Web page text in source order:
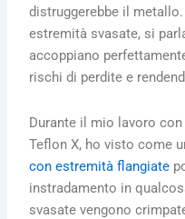
distruggerebbe il
estremità svasate, si
accoppiano
rischi di perdite e
Durante il mio lavoro
Teflon X, ho visto come
con estremità flangiate
instradamento in
svasate vengono